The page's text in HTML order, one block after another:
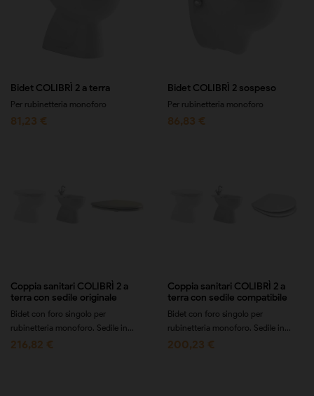
Bidet COLIBRÌ 2 a terra
Per rubinetteria monoforo
81,23 €
Bidet COLIBRÌ 2 sospeso
Per rubinetteria monoforo
86,83 €
Coppia sanitari COLIBRÌ 2 a
terra con sedile originale
Bidet con foro singolo per
rubinetteria monoforo. Sedile in...
216,82 €
Coppia sanitari COLIBRÌ 2 a
terra con sedile compatibile
Bidet con foro singolo per
rubinetteria monoforo. Sedile in...
200,23 €